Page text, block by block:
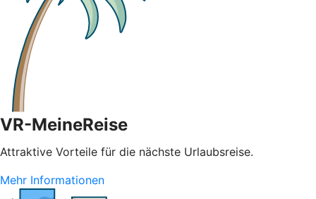
VR-MeineReise
Attraktive Vorteile für die nächste Urlaubsreise.
Mehr Informationen